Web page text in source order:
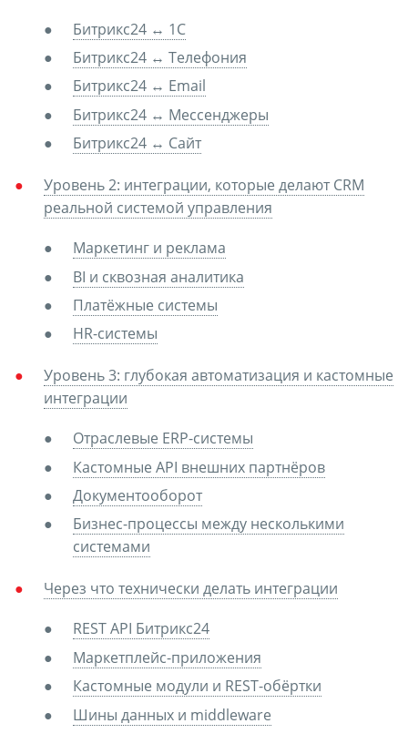
Битрикс24 ↔ 1С
Битрикс24 ↔ Телефония
Битрикс24 ↔ Email
Битрикс24 ↔ Мессенджеры
Битрикс24 ↔ Сайт
Уровень 2: интеграции, которые делают CRM
реальной системой управления
Маркетинг и реклама
BI и сквозная аналитика
Платёжные системы
HR-системы
Уровень 3: глубокая автоматизация и кастомные
интеграции
Отраслевые ERP-системы
Кастомные API внешних партнёров
Документооборот
Бизнес-процессы между несколькими
системами
Через что технически делать интеграции
REST API Битрикс24
Маркетплейс-приложения
Кастомные модули и REST-обёртки
Шины данных и middleware